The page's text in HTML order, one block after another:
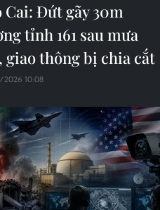
Cai: Đứt gãy 30m
tỉnh 161 sau mưa
giao thông bị chia cắt
10:08